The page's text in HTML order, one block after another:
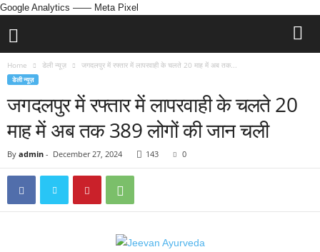
Google Analytics —— Meta Pixel
Home डेली न्यूज़ जगदलपुर में रफ्तार में लापरवाही के चलते 20 माह में अब तक...
डेली न्यूज़
जगदलपुर में रफ्तार में लापरवाही के चलते 20
माह में अब तक 389 लोगों की जान चली
By admin - December 27, 2024 143 0